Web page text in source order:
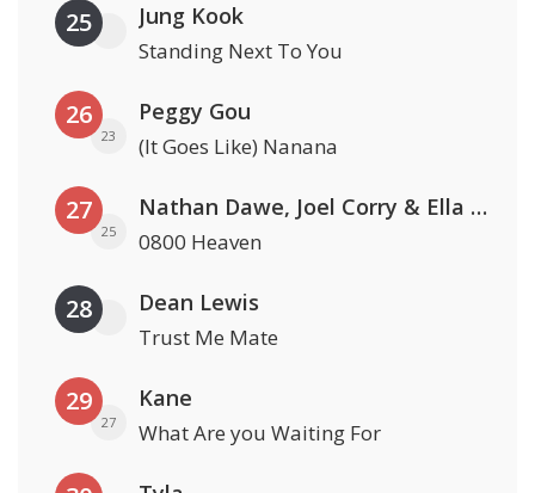
25 Jung Kook
Standing Next To You
26
23
Peggy Gou
(It Goes Like) Nanana
27
25
Nathan Dawe, Joel Corry & Ella Henderson
0800 Heaven
28 Dean Lewis
Trust Me Mate
29
27
Kane
What Are you Waiting For